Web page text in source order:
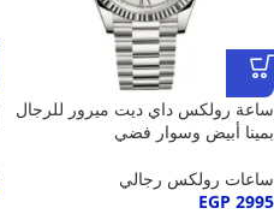
ساعة رولكس داي ديت ميرور للرجال
بمينا أبيض وسوار فضي
ساعات رولكس رجالي
EGP 2995